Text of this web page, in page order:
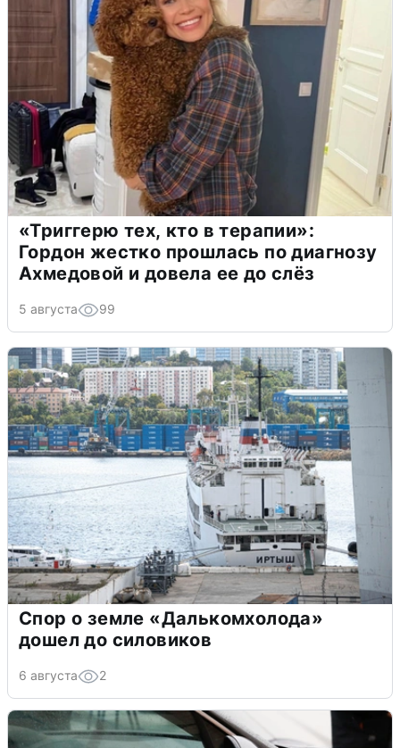
«Триггерю тех, кто в терапии»:
Гордон жестко прошлась по диагнозу
Ахмедовой и довела ее до слёз
5 августа 99
Спор о земле «Далькомхолода»
дошел до силовиков
6 августа 2